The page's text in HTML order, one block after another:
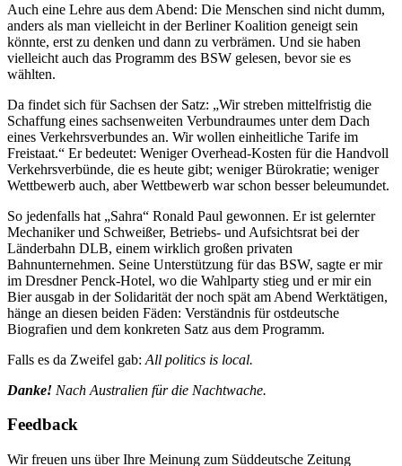
Auch eine Lehre aus dem Abend: Die Menschen sind nicht dumm,
anders als man vielleicht in der Berliner Koalition geneigt sein
könnte, erst zu denken und dann zu verbrämen. Und sie haben
vielleicht auch das Programm des BSW gelesen, bevor sie es
wählten.
Da findet sich für Sachsen der Satz: „Wir streben mittelfristig die
Schaffung eines sachsenweiten Verbundraumes unter dem Dach
eines Verkehrsverbundes an. Wir wollen einheitliche Tarife im
Freistaat.“ Er bedeutet: Weniger Overhead-Kosten für die Handvoll
Verkehrsverbünde, die es heute gibt; weniger Bürokratie; weniger
Wettbewerb auch, aber Wettbewerb war schon besser beleumundet.
So jedenfalls hat „Sahra“ Ronald Paul gewonnen. Er ist gelernter
Mechaniker und Schweißer, Betriebs- und Aufsichtsrat bei der
Länderbahn DLB, einem wirklich großen privaten
Bahnunternehmen. Seine Unterstützung für das BSW, sagte er mir
im Dresdner Penck-Hotel, wo die Wahlparty stieg und er mir ein
Bier ausgab in der Solidarität der noch spät am Abend Werktätigen,
hänge an diesen beiden Fäden: Verständnis für ostdeutsche
Biografien und dem konkreten Satz aus dem Programm.
Falls es da Zweifel gab: All politics is local.
Danke! Nach Australien für die Nachtwache.
Feedback
Wir freuen uns über Ihre Meinung zum Süddeutsche Zeitung